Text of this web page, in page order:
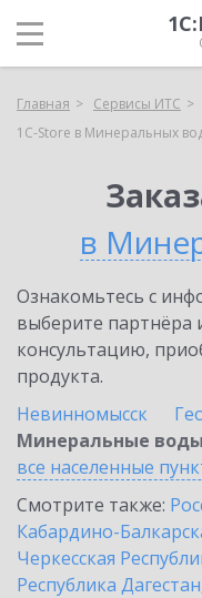
Главная Сервисы ИТС
1C-Store в Минеральных
в
Ознакомьтесь с
выберите партнёра
консультацию,
продукта.
Невинномысск
Минеральные воды
все населенные
Смотрите также:
Кабардино-
Черкесская
Республика Дагестан